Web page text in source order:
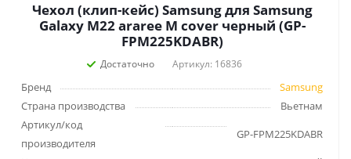
Чехол (клип-кейс) Samsung для Samsung
Galaxy M22 araree M cover черный (GP-
FPM225KDABR)
Достаточно Артикул: 16836
Бренд
Samsung
Страна производства
Вьетнам
Артикул/код
производителя
GP-FPM225KDABR